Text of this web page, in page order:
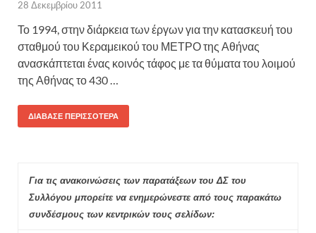
28 Δεκεμβρίου 2011
Το 1994, στην διάρκεια των έργων για την κατασκευή του
σταθμού του Κεραμεικού του ΜΕΤΡΟ της Αθήνας
ανασκάπτεται ένας κοινός τάφος με τα θύματα του λοιμού
της Αθήνας το 430 …
ΔΙΆΒΑΣΕ ΠΕΡΙΣΣΌΤΕΡΑ
Για τις ανακοινώσεις των παρατάξεων του ΔΣ του
Συλλόγου μπορείτε να ενημερώνεστε από τους παρακάτω
συνδέσμους των κεντρικών τους σελίδων: